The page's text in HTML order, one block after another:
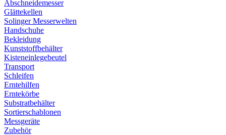
Abschneidemesser
Glättekellen
Solinger Messerwelten
Handschuhe
Bekleidung
Kunststoffbehälter
Kisteneinlegebeutel
Transport
Schleifen
Erntehilfen
Erntekörbe
Substratbehälter
Sortierschablonen
Messgeräte
Zubehör